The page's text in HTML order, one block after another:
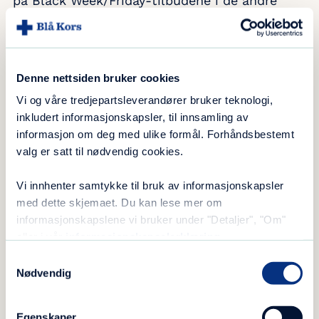
Denne nettsiden bruker cookies
Vi og våre tredjepartsleverandører bruker teknologi,
inkludert informasjonskapsler, til innsamling av
informasjon om deg med ulike formål. Forhåndsbestemt
valg er satt til nødvendig cookies.
Vi innhenter samtykke til bruk av informasjonskapsler
med dette skjemaet. Du kan lese mer om
informasjonskapslene vi bruker under "Detaljer", "Om"
Nødvendig
butikkene, rett og slett fordi de ønsket å bidra.
Blue Friday – dagen vi deler
www.blue-friday.no
Mange flere blir med
Foran årets Black Friday ønsket hun derfor å
invitere med flere. I august tok hun kontakt
var svaret det samme: Dette ønsker vi å være
andre virksomheter takket ja til å bli med på